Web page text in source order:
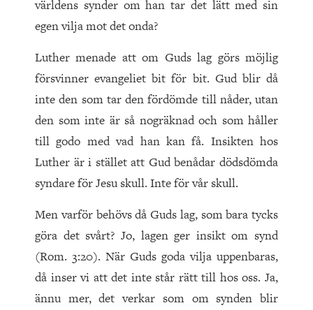
världens synder om han tar det lätt med sin
egen vilja mot det onda?
Luther menade att om Guds lag görs möjlig
försvinner evangeliet bit för bit. Gud blir då
inte den som tar den fördömde till nåder, utan
den som inte är så nogräknad och som håller
till godo med vad han kan få. Insikten hos
Luther är i stället att Gud benådar dödsdömda
syndare för Jesu skull. Inte för vår skull.
Men varför behövs då Guds lag, som bara tycks
göra det svårt? Jo, lagen ger insikt om synd
(Rom. 3:20). När Guds goda vilja uppenbaras,
då inser vi att det inte står rätt till hos oss. Ja,
ännu mer, det verkar som om synden blir